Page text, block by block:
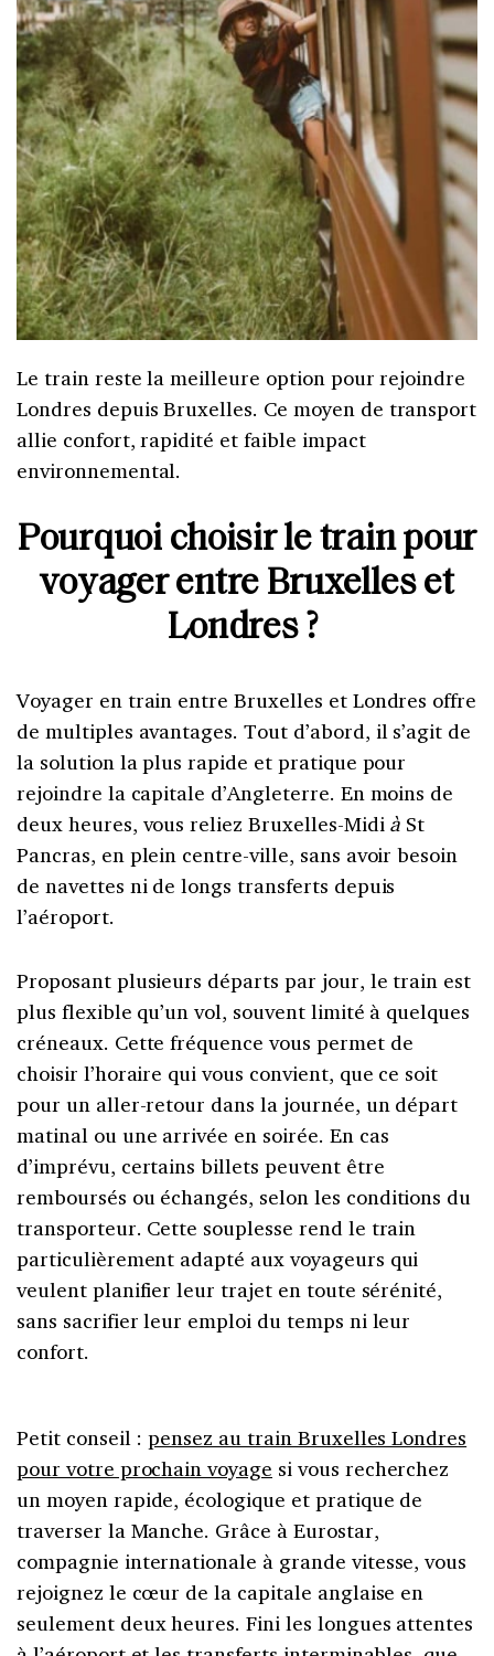
Le train reste la meilleure option pour rejoindre
Londres depuis Bruxelles. Ce moyen de transport
allie confort, rapidité et faible impact
environnemental.
Pourquoi choisir le train pour
voyager entre Bruxelles et
Londres ?
Voyager en train entre Bruxelles et Londres offre
de multiples avantages. Tout d’abord, il s’agit de
la solution la plus rapide et pratique pour
rejoindre la capitale d’Angleterre. En moins de
deux heures, vous reliez Bruxelles-Midi à St
Pancras, en plein centre-ville, sans avoir besoin
de navettes ni de longs transferts depuis
l’aéroport.
Proposant plusieurs départs par jour, le train est
plus flexible qu’un vol, souvent limité à quelques
créneaux. Cette fréquence vous permet de
choisir l’horaire qui vous convient, que ce soit
pour un aller-retour dans la journée, un départ
matinal ou une arrivée en soirée. En cas
d’imprévu, certains billets peuvent être
remboursés ou échangés, selon les conditions du
transporteur. Cette souplesse rend le train
particulièrement adapté aux voyageurs qui
veulent planifier leur trajet en toute sérénité,
sans sacrifier leur emploi du temps ni leur
confort.
Petit conseil :pensez au train Bruxelles Londres
pour votre prochain voyage sivous recherchez
un moyen rapide, écologique et pratique de
traverser la Manche. Grâce à Eurostar,
compagnie internationale à grande vitesse, vous
rejoignez le cœur de la capitale anglaise en
seulement deux heures. Fini les longues attentes